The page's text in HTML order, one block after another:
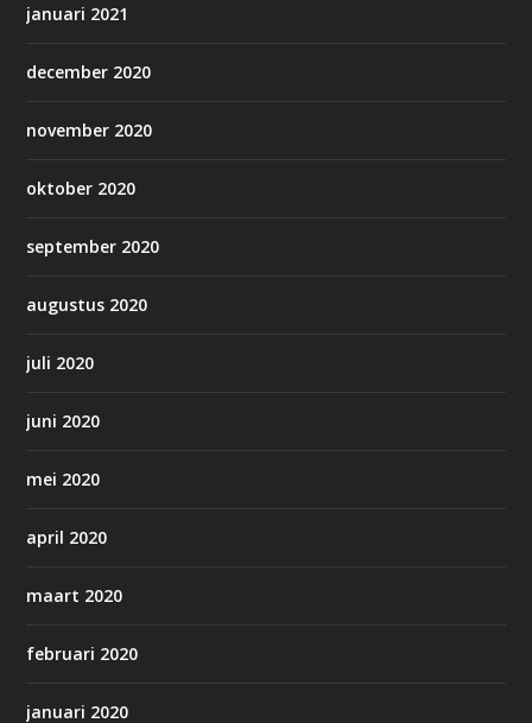
januari 2021
december 2020
november 2020
oktober 2020
september 2020
augustus 2020
juli 2020
juni 2020
mei 2020
april 2020
maart 2020
februari 2020
januari 2020